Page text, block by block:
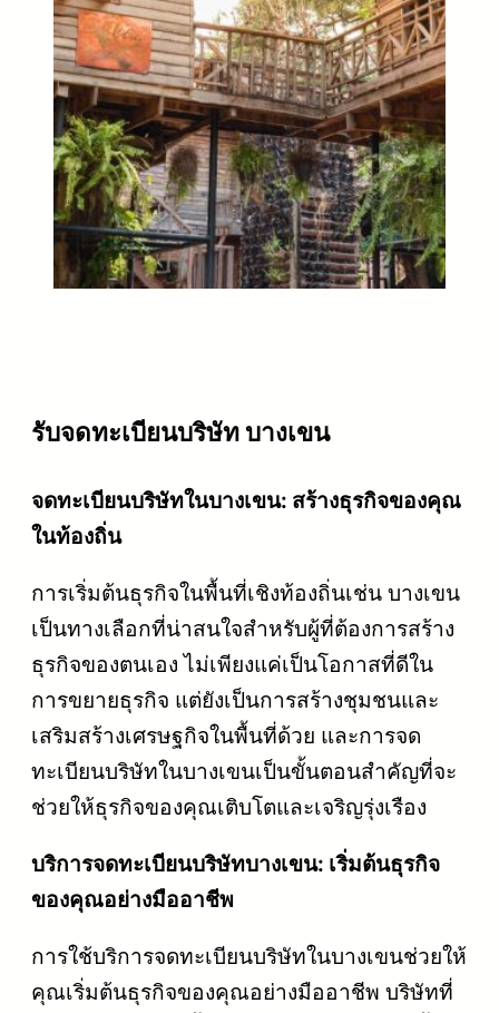
รับจดทะเบียนบริษัท บางเขน
จดทะเบียนบริษัทในบางเขน: สร้างธุรกิจของคุณ
ในท้องถิ่น
การเริ่มต้นธุรกิจในพื้นที่เชิงท้องถิ่นเช่น บางเขน
เป็นทางเลือกที่น่าสนใจสำหรับผู้ที่ต้องการสร้าง
ธุรกิจของตนเอง ไม่เพียงแค่เป็นโอกาสที่ดีใน
การขยายธุรกิจ แต่ยังเป็นการสร้างชุมชนและ
เสริมสร้างเศรษฐกิจในพื้นที่ด้วย และการจด
ทะเบียนบริษัทในบางเขนเป็นขั้นตอนสำคัญที่จะ
ช่วยให้ธุรกิจของคุณเติบโตและเจริญรุ่งเรือง
บริการจดทะเบียนบริษัทบางเขน: เริ่มต้นธุรกิจ
ของคุณอย่างมืออาชีพ
การใช้บริการจดทะเบียนบริษัทในบางเขนช่วยให้
คุณเริ่มต้นธุรกิจของคุณอย่างมืออาชีพ บริษัทที่